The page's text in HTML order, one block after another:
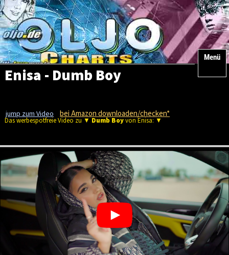
Menü
Enisa - Dumb Boy
jump zum Video bei Amazon downloaden/checken*
Das werbespotfreie Video zu ▼ Dumb Boyvon Enisa: ▼